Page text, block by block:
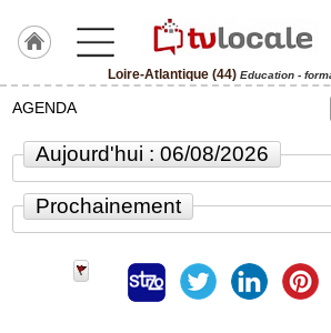
Loire-Atlantique (44) Education -
J'adhère
ACCUEIL
Loire-
Atlantique
AGENDA
Aujourd'hui : 06/08/2026
Prochainement